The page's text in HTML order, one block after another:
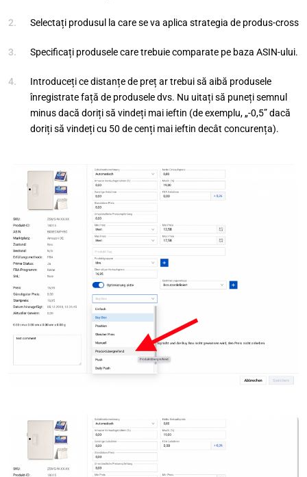
Selectați produsul la care se va aplica strategia de produs-cross
Specificați produsele care trebuie comparate pe baza ASIN-ului.
Introduceți ce distanțe de preț ar trebui să aibă produsele
înregistrate față de produsele dvs. Nu uitați să puneți semnul
minus dacă doriți să vindeți mai ieftin (de exemplu, „-0,5” dacă
doriți să vindeți cu 50 de cenți mai ieftin decât concurența).